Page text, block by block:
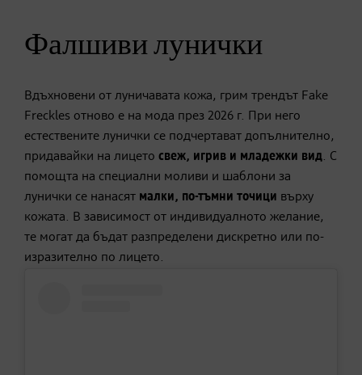
Фалшиви лунички
Вдъхновени от луничавата кожа, грим трендът Fake
Freckles отново е на мода през 2026 г. При него
естествените лунички се подчертават допълнително,
придавайки на лицето свеж, игрив и младежки вид. С
помощта на специални моливи и шаблони за
лунички се нанасят малки, по-тъмни точици върху
кожата. В зависимост от индивидуалното желание,
те могат да бъдат разпределени дискретно или по-
изразително по лицето.